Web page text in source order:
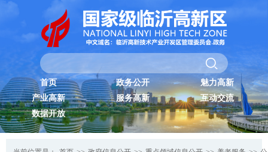
首页 政务公开
魅力高新
产业高新
服务高新
互动交流
数据开放